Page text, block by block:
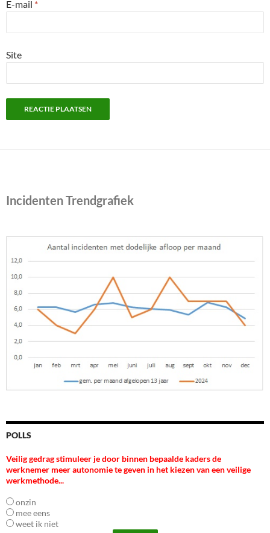
E-mail *
Site
Incidenten Trendgrafiek
POLLS
Veilig gedrag stimuleer je door binnen bepaalde kaders de
werknemer meer autonomie te geven in het kiezen van een veilige
werkmethode...
onzin
mee eens
weet ik niet